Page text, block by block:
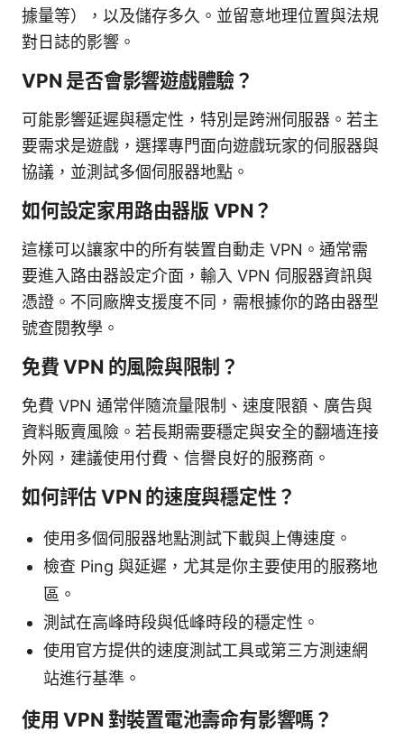
據量等），以及儲存多久。並留意地理位置與法規
對日誌的影響。
VPN 是否會影響遊戲體驗？
可能影響延遲與穩定性，特別是跨洲伺服器。若主
要需求是遊戲，選擇專門面向遊戲玩家的伺服器與
協議，並測試多個伺服器地點。
如何設定家用路由器版 VPN？
這樣可以讓家中的所有裝置自動走 VPN。通常需
要進入路由器設定介面，輸入 VPN 伺服器資訊與
憑證。不同廠牌支援度不同，需根據你的路由器型
號查閱教學。
免費 VPN 的風險與限制？
免費 VPN 通常伴隨流量限制、速度限額、廣告與
資料販賣風險。若長期需要穩定與安全的翻墙连接
外网，建議使用付費、信譽良好的服務商。
如何評估 VPN 的速度與穩定性？
使用多個伺服器地點測試下載與上傳速度。
檢查 Ping 與延遲，尤其是你主要使用的服務地
區。
測試在高峰時段與低峰時段的穩定性。
使用官方提供的速度測試工具或第三方測速網
站進行基準。
使用 VPN 對裝置電池壽命有影響嗎？